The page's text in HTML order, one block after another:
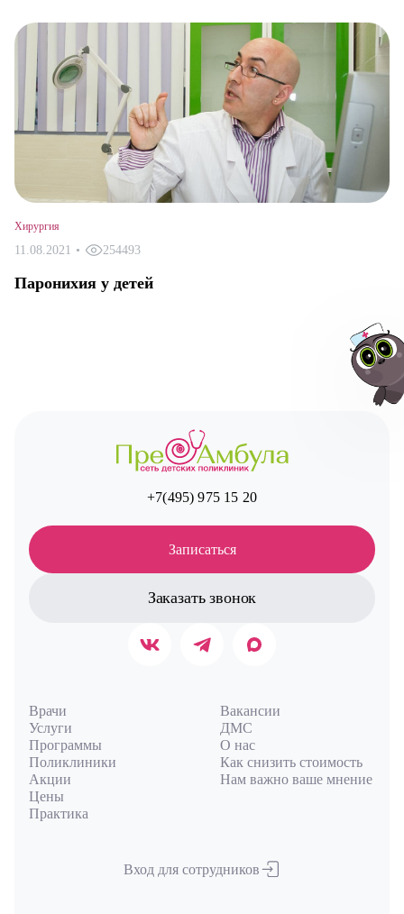
Хирургия
11.08.2021 • 254493
Паронихия у детей
+7(495) 975 15 20
Записаться
Заказать звонок
Врачи
Услуги
Программы
Поликлиники
Акции
Цены
Практика
Вакансии
ДМС
О нас
Как снизить стоимость
Нам важно ваше мнение
Вход для сотрудников